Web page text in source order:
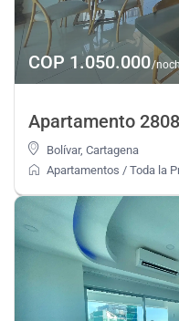
COP 1.050.000/
Apartamento
Bolívar,Cartagena
Apartamentos /Toda la